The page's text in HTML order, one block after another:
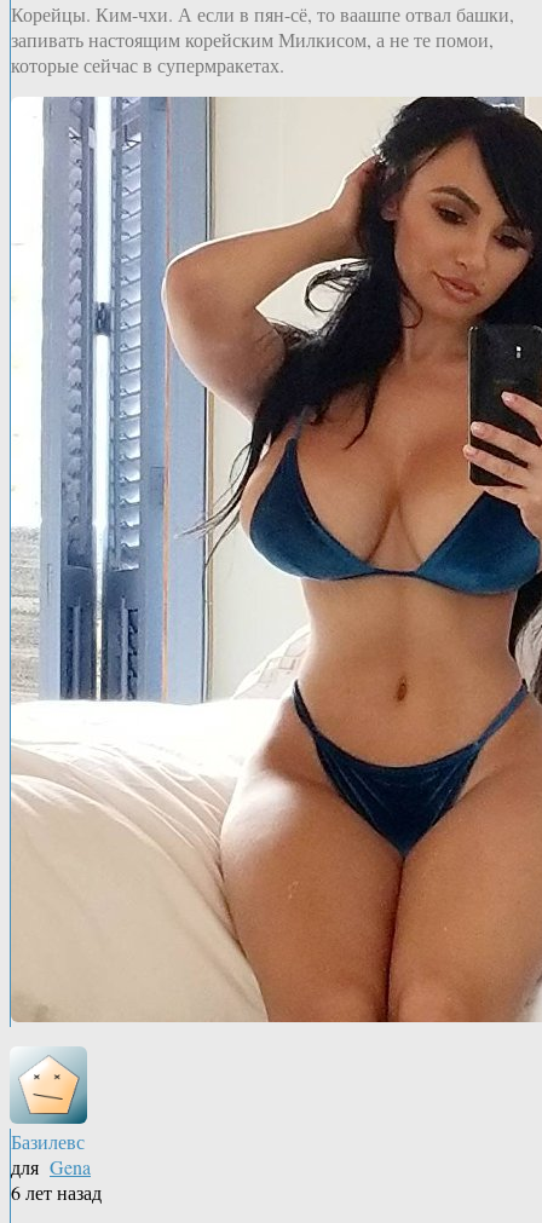
Корейцы. Ким-чхи. А если в пян-сё, то ваашпе отвал башки,
запивать настоящим корейским Милкисом, а не те помои,
которые сейчас в супермракетах.
Базилевс
для Gena
6 лет назад